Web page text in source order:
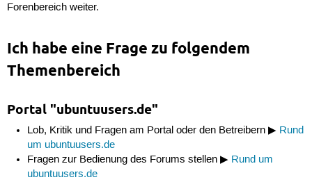
Forenbereich weiter.
Ich habe eine Frage zu folgendem
Themenbereich
Portal "ubuntuusers.de"
Lob, Kritik und Fragen am Portal oder den Betreibern ▶ Rund
um ubuntuusers.de
Fragen zur Bedienung des Forums stellen ▶ Rund um
ubuntuusers.de